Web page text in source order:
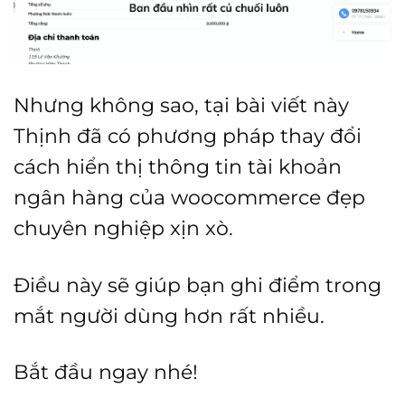
Nhưng không sao, tại bài viết này
Thịnh đã có phương pháp thay đổi
cách hiển thị thông tin tài khoản
ngân hàng của woocommerce đẹp
chuyên nghiệp xịn xò.
Điều này sẽ giúp bạn ghi điểm trong
mắt người dùng hơn rất nhiều.
Bắt đầu ngay nhé!